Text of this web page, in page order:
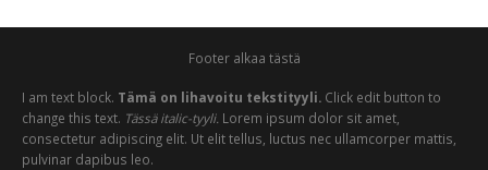
Footer alkaa tästä
I am text block. Tämä on lihavoitu tekstityyli.Click edit button to
change this text. Tässä italic-tyyli. Lorem ipsum dolor sit amet,
consectetur adipiscing elit. Ut elit tellus, luctus nec ullamcorper mattis,
pulvinar dapibus leo.